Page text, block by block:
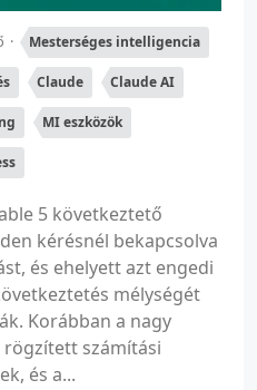
Mesterséges intelligencia
Claude Claude AI
MI eszközök
5 következtető
kérésnél bekapcsolva
és ehelyett azt engedi
mélységét
Korábban a nagy
rögzített számítási
és a...